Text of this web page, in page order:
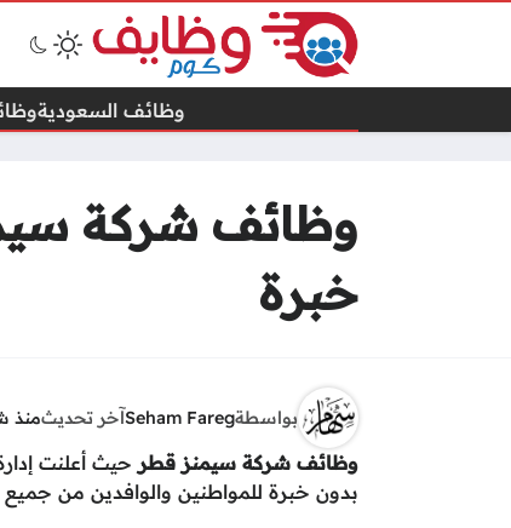
وظائف السعودية
وظائف شركة
خبرة
بواسطةSeham Faregآخر تحديثمنذ
وظائف شركة سيمنز قطر حيث أعلنت
بدون خبرة للمواطنين والوافدين من جميع